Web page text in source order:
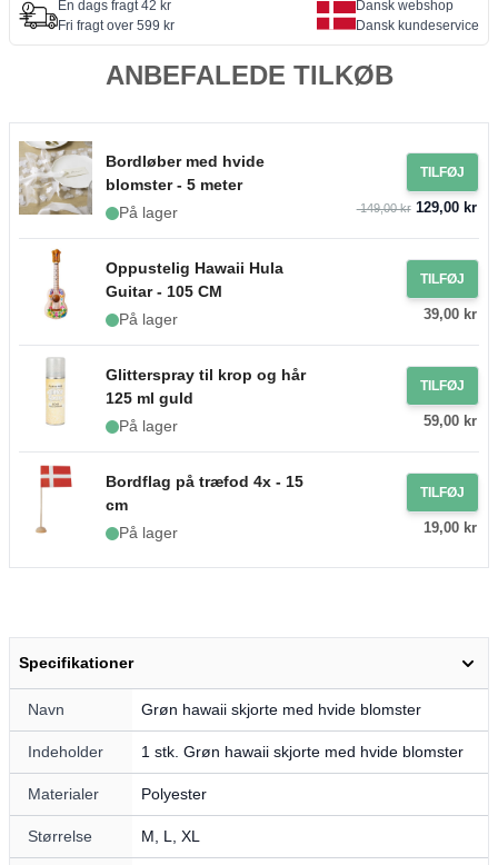
Én dags fragt 42 kr
Fri fragt over 599 kr
Dansk webshop
Dansk kundeservice
ANBEFALEDE TILKØB
Bordløber med hvide
blomster - 5 meter
På lager
TILFØJ
149,00 kr129,00 kr
Oppustelig Hawaii Hula
Guitar - 105 CM
På lager
TILFØJ
39,00 kr
Glitterspray til krop og hår
125 ml guld
På lager
TILFØJ
59,00 kr
Bordflag på træfod 4x - 15
cm
På lager
TILFØJ
19,00 kr
Specifikationer
Navn Grøn hawaii skjorte med hvide blomster
Indeholder 1 stk. Grøn hawaii skjorte med hvide blomster
Materialer Polyester
Størrelse M, L, XL